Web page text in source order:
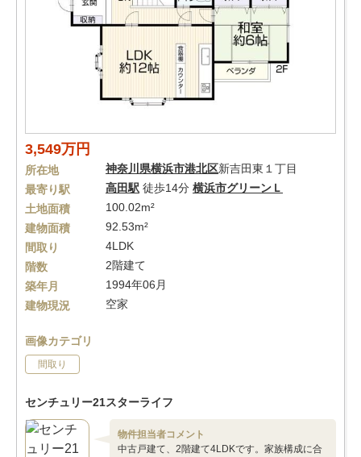
3,549万円
所在地 神奈川県横浜市港北区新吉田東１丁目
最寄り駅
高田駅 徒歩14分 横浜市グリーンＬ
土地面積
100.02m²
建物面積
92.53m²
間取り
4LDK
階数
2階建て
築年月
1994年06月
建物現況
空家
画像カテゴリ
間取り
センチュリー21スターライフ
物件担当者コメント
中古戸建て、2階建て4LDKです。家族構成に合